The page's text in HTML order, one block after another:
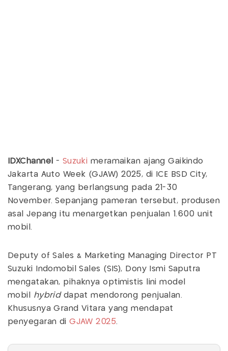
IDXChannel - Suzuki meramaikan ajang Gaikindo
Jakarta Auto Week (GJAW) 2025, di ICE BSD City,
Tangerang, yang berlangsung pada 21-30
November. Sepanjang pameran tersebut, produsen
asal Jepang itu menargetkan penjualan 1.600 unit
mobil.
Deputy of Sales & Marketing Managing Director PT
Suzuki Indomobil Sales (SIS), Dony Ismi Saputra
mengatakan, pihaknya optimistis lini model
mobil hybriddapat mendorong penjualan.
Khususnya Grand Vitara yang mendapat
penyegaran di GJAW 2025.